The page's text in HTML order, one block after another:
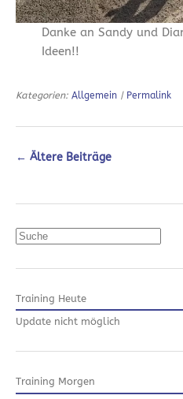
Danke an Sandy und
Ideen!!
Kategorien: Allgemein | Permalink
← Ältere Beiträge
Suchen
Training Heute
Update nicht möglich
Training Morgen